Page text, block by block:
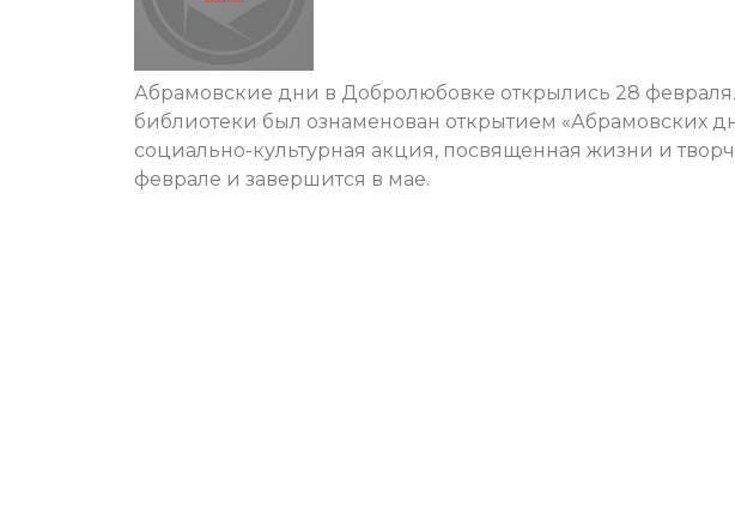
Абрамовские дни в Добролюбовке открылись 28
библиотеки был ознаменован открытием «Абрамовских
социально-культурная акция, посвященная жизни и
феврале и завершится в мае.